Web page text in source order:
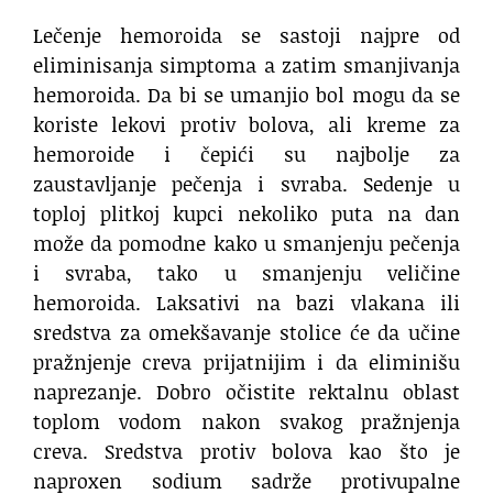
Lečenje hemoroida se sastoji najpre od
eliminisanja simptoma a zatim smanjivanja
hemoroida. Da bi se umanjio bol mogu da se
koriste lekovi protiv bolova, ali kreme za
hemoroide i čepići su najbolje za
zaustavljanje pečenja i svraba. Sedenje u
toploj plitkoj kupci nekoliko puta na dan
može da pomodne kako u smanjenju pečenja
i svraba, tako u smanjenju veličine
hemoroida. Laksativi na bazi vlakana ili
sredstva za omekšavanje stolice će da učine
pražnjenje creva prijatnijim i da eliminišu
naprezanje. Dobro očistite rektalnu oblast
toplom vodom nakon svakog pražnjenja
creva. Sredstva protiv bolova kao što je
naproxen sodium sadrže protivupalne